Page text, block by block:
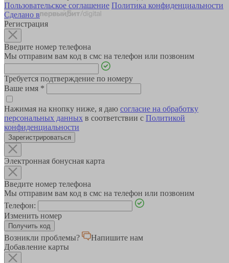
Пользовательское соглашение Политика конфиденциальности
Сделано в
Регистрация
Введите номер телефона
Мы отправим вам код в смс на телефон или позвоним
Требуется подтверждение по номеру
Ваше имя *
Нажимая на кнопку ниже, я даю согласие на обработку
персональных данных в соответствии с Политикой
конфиденциальности
Зарегистрироваться
Электронная бонусная карта
Введите номер телефона
Мы отправим вам код в смс на телефон или позвоним
Телефон:
Изменить номер
Возникли проблемы?
Напишите нам
Добавление карты